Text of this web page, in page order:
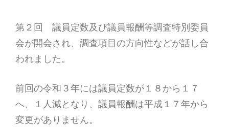
第２回 議員定数及び議員報酬等調査特別委員
会が開会され、調査項目の方向性などが話し合
われました。
前回の令和３年には議員定数が１８から１７
へ、１人減となり、議員報酬は平成１７年から
変更がありません。